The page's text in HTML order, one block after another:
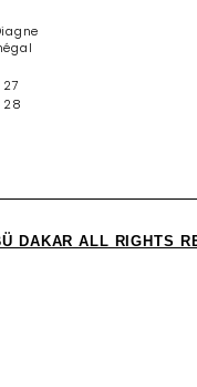
28
DAKAR ALL RIGHTS